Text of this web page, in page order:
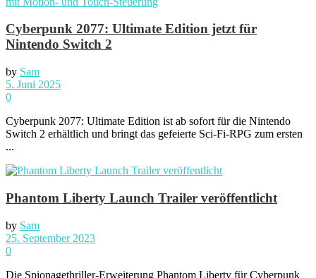
Cyberpunk 2077: Ultimate Edition jetzt für
Nintendo Switch 2
by Sam
5. Juni 2025
0
Cyberpunk 2077: Ultimate Edition ist ab sofort für die Nintendo
Switch 2 erhältlich und bringt das gefeierte Sci-Fi-RPG zum ersten
...
Phantom Liberty Launch Trailer veröffentlicht
by Sam
25. September 2023
0
Die Spionagethriller-Erweiterung Phantom Liberty für Cyberpunk